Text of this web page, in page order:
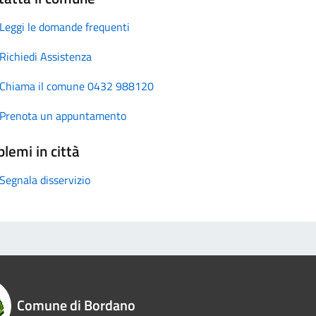
Leggi le domande frequenti
Richiedi Assistenza
Chiama il comune 0432 988120
Prenota un appuntamento
in città
Segnala disservizio
Comune di Bordano